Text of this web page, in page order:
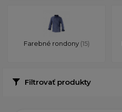
Farebné rondony (15)
Filtrovať produkty